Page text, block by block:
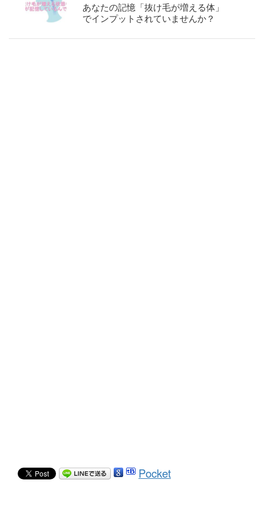
あなたの記憶「抜け毛が増える体」
でインプットされていませんか？
Pocket